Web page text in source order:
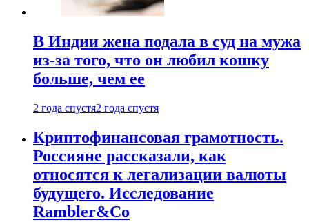
В Индии жена подала в суд на мужа
из-за того, что он любил кошку
больше, чем ее
2 года спустя2 года спустя
Криптофинансовая грамотность.
Россияне рассказали, как
относятся к легализации валюты
будущего. Исследование
Rambler&Co